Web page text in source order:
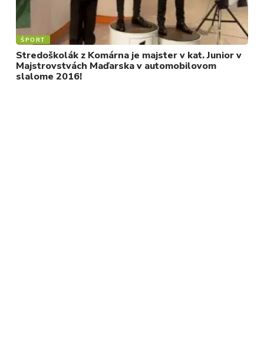
ŠPORT
Stredoškolák z Komárna je majster v kat. Junior v
Majstrovstvách Maďarska v automobilovom
slalome 2016!